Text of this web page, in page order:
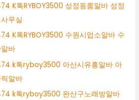
K톡RYBOY3500 성정동룸알바 성정
무실
K톡RYBOY3500 수원시업소알바 수
바
k톡ryboy3500 아산시유흥알바 아
알바
k톡ryboy3500 완산구노래방알바